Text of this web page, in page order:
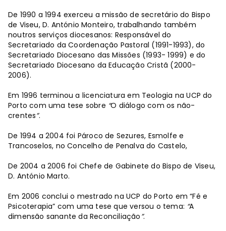
De 1990 a 1994 exerceu a missão de secretário do Bispo
de Viseu, D. António Monteiro, trabalhando também
noutros serviços diocesanos: Responsável do
Secretariado da Coordenação Pastoral (1991-1993), do
Secretariado Diocesano das Missões (1993- 1999) e do
Secretariado Diocesano da Educação Cristã (2000-
2006).
Em 1996 terminou a licenciatura em Teologia na UCP do
Porto com uma tese sobre “O diálogo com os não-
crentes”.
De 1994 a 2004 foi Pároco de Sezures, Esmolfe e
Trancoselos, no Concelho de Penalva do Castelo,
De 2004 a 2006 foi Chefe de Gabinete do Bispo de Viseu,
D. António Marto.
Em 2006 conclui o mestrado na UCP do Porto em “Fé e
Psicoterapia” com uma tese que versou o tema: “A
dimensão sanante da Reconciliação ”.